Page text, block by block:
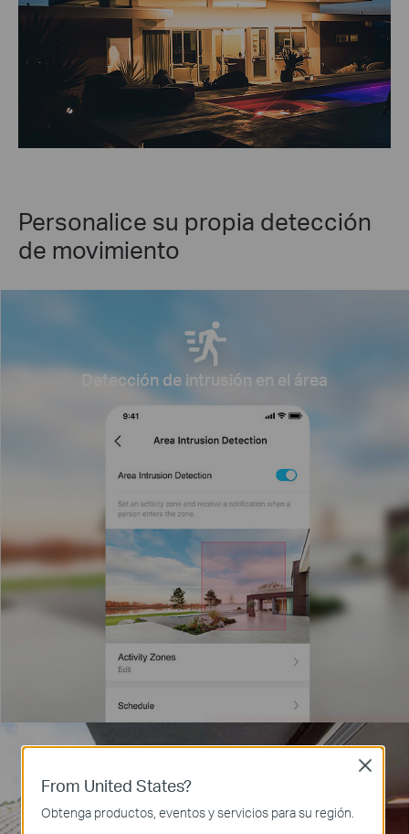
Personalice su propia detección
de movimiento
Detección de intrusión en el área
Detección de cruce de línea
From United States?
Obtenga productos, eventos y servicios para su región.
Close